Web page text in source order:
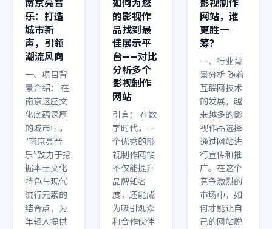
南京亮音
乐：打造
城市新
声，引领
潮流风向
一、项目背
景介绍： 在
南京这座文
化底蕴深厚
的城市中，
“南京亮音
乐”致力于挖
掘本土文化
特色与现代
流行元素的
结合点，为
年轻人提供
如何为您
的影视作
品找到最
佳展示平
台——对比
分析多个
影视制作
网站
引言： 在数
字时代，一
个优秀的影
视制作网站
不仅能提升
品牌知名
度，还能成
为吸引观众
和合作伙伴
影视制作
网站，谁
更胜一
筹？
一、行业背
景分析 随着
互联网技术
的发展，越
来越多的影
视作品选择
通过网站进
行宣传和推
广。在这个
竞争激烈的
市场中，如
何才能让自
己的网站脱